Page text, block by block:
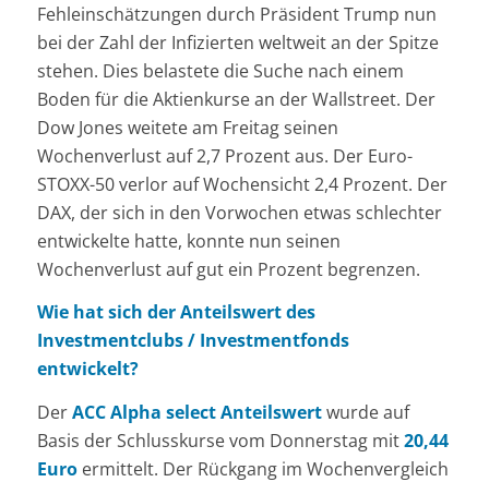
Fehleinschätzungen durch Präsident Trump nun
bei der Zahl der Infizierten weltweit an der Spitze
stehen. Dies belastete die Suche nach einem
Boden für die Aktienkurse an der Wallstreet. Der
Dow Jones weitete am Freitag seinen
Wochenverlust auf 2,7 Prozent aus. Der Euro-
STOXX-50 verlor auf Wochensicht 2,4 Prozent. Der
DAX, der sich in den Vorwochen etwas schlechter
entwickelte hatte, konnte nun seinen
Wochenverlust auf gut ein Prozent begrenzen.
Wie hat sich der Anteilswert des
Investmentclubs / Investmentfonds
entwickelt?
DerACC Alpha select Anteilswertwurde auf
Basis der Schlusskurse vom Donnerstag mit20,44
Euroermittelt. Der Rückgang im Wochenvergleich